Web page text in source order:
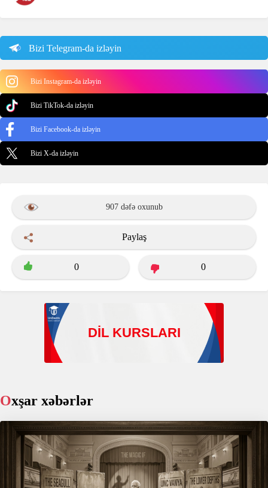
Bizi Telegram-da izləyin
Bizi Instagram-da izləyin
Bizi TikTok-da izləyin
Bizi Facebook-da izləyin
Bizi X-da izləyin
907 dəfə oxunub
Paylaş
0 0
Oxşar xəbərlər